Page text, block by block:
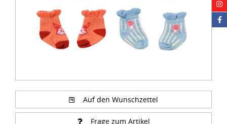
Auf den Wunschzettel
Frage zum Artikel